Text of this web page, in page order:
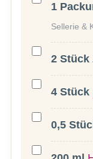
1
Sellerie &
2 Stück
4 Stück
0,5